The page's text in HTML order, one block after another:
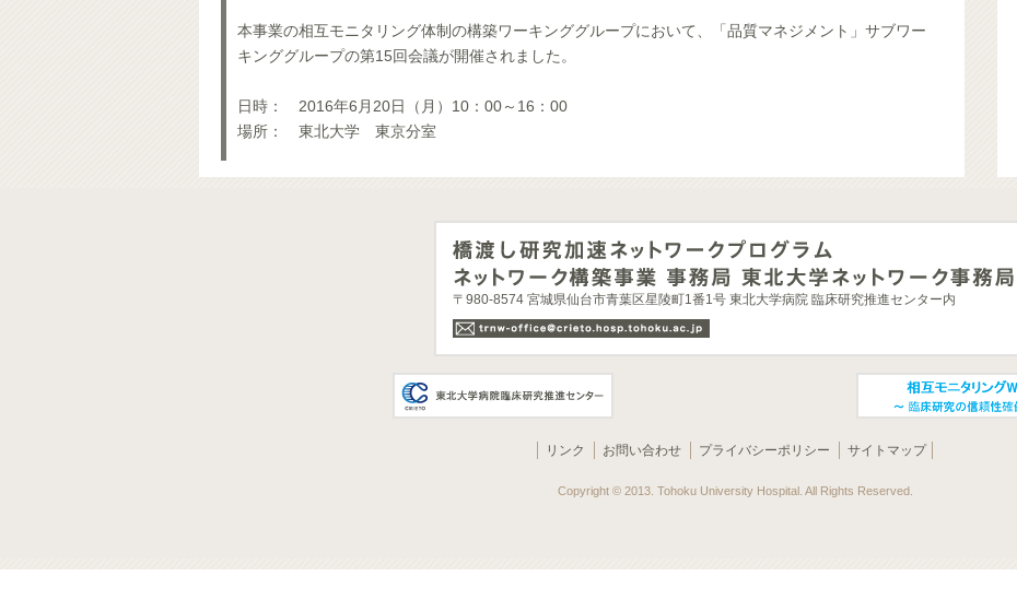
本事業の相互モニタリング体制の構築ワーキンググループにおいて、「品質マネジメント」サブワー
キンググループの第15回会議が開催されました。
日時： 2016年6月20日（月）10：00～16：00
場所： 東北大学 東京分室
〒980-8574 宮城県仙台市青葉区星陵町1番1号 東北大学病院 臨床研究推進センター内
リンク お問い合わせ プライバシーポリシー サイトマップ
Copyright © 2013. Tohoku University Hospital. All Rights Reserved.